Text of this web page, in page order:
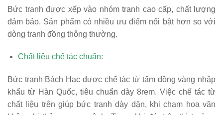
Bức tranh được xếp vào nhóm tranh cao cấp, chất lượng
đảm bảo. Sản phẩm có nhiều ưu điểm nổi bật hơn so với
dòng tranh đồng thông thường.
Chất liệu chế tác chuẩn:
Bức tranh Bách Hạc được chế tác từ tấm đồng vàng nhập
khẩu từ Hàn Quốc, tiêu chuẩn dày 8rem. Việc chế tác từ
chất liệu trên giúp bức tranh dày dặn, khi chạm hoa văn